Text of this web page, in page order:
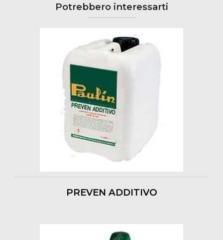
Potrebbero interessarti
PREVEN ADDITIVO